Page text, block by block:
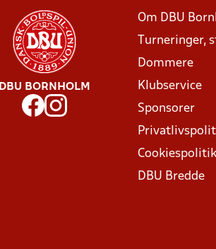
DBU BORNHOLM
Om DBU
Dommere
Klubservice
Sponsorer
Cookiespolitik
DBU Bredde